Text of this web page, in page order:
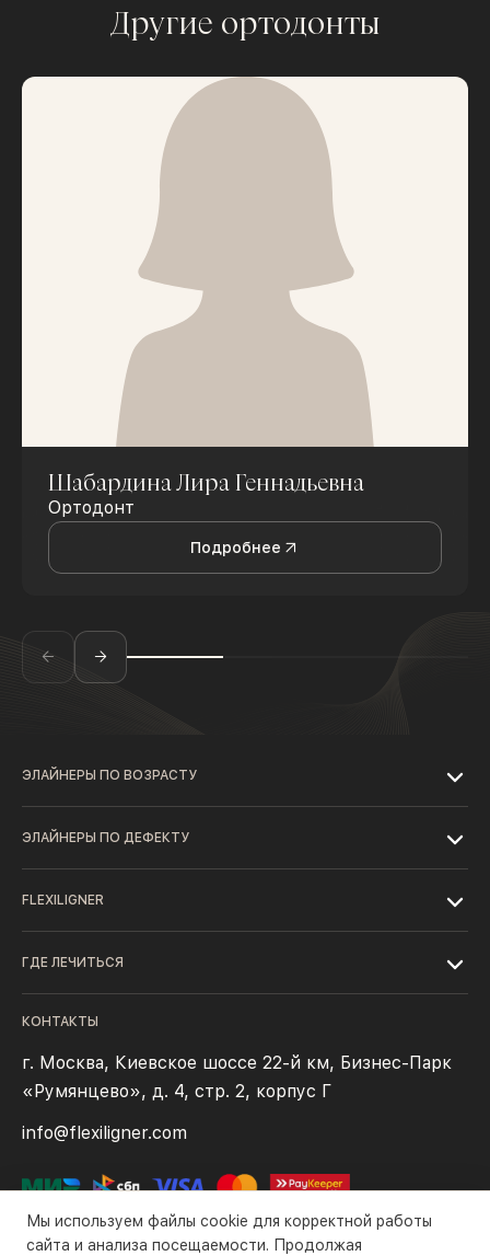
Другие ортодонты
Шабардина Лира Геннадьевна
Ортодонт
Подробнее
ЭЛАЙНЕРЫ ПО ВОЗРАСТУ
ЭЛАЙНЕРЫ ПО ДЕФЕКТУ
FLEXILIGNER
ГДЕ ЛЕЧИТЬСЯ
КОНТАКТЫ
г. Москва, Киевское шоссе 22-й км, Бизнес-Парк
«Румянцево», д. 4, стр. 2, корпус Г
info@flexiligner.com
Мы используем файлы cookie для корректной работы
сайта и анализа посещаемости. Продолжая